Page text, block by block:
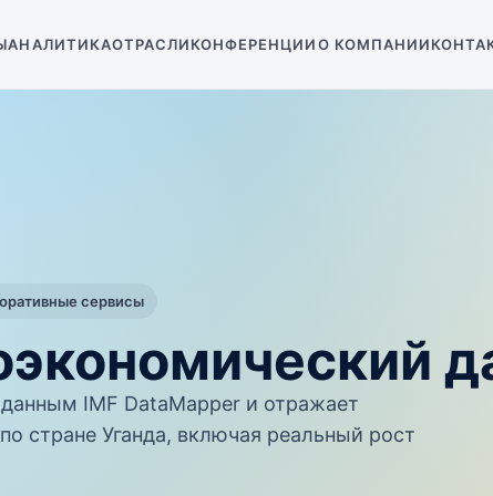
АНАЛИТИКАОТРАСЛИКОНФЕРЕНЦИИО КОМПАНИИ
сервисы
IMF DataMapper и отражает
стране Уганда, включая реальный рост